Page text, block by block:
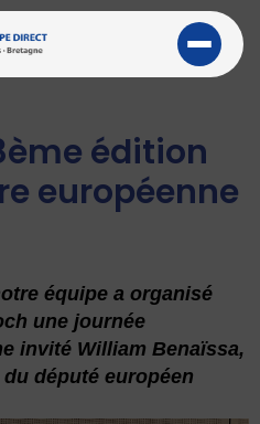
édition
européenne
équipe a organisé
une journée
invité William Benaïssa,
député européen